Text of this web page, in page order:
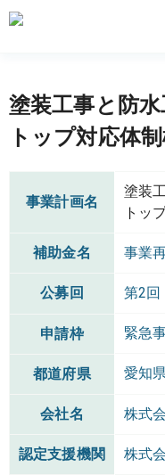
塗装工事と防
トップ対応体
事業計画名
塗装
トッ
補助金名 事業
公募回 第2回
申請枠 緊急
都道府県 愛知
会社名 株式
認定支援機関 株式